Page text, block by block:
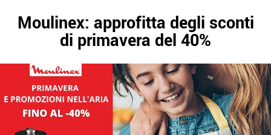
Moulinex: approfitta degli sconti
di primavera del 40%